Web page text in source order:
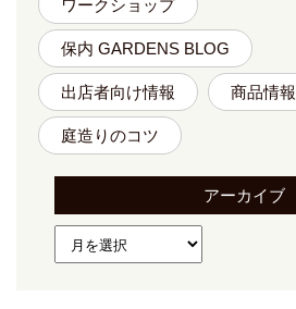
ワークショップ
保内 GARDENS BLOG
出店者向け情報 商品情報
庭造りのコツ
アーカイブ